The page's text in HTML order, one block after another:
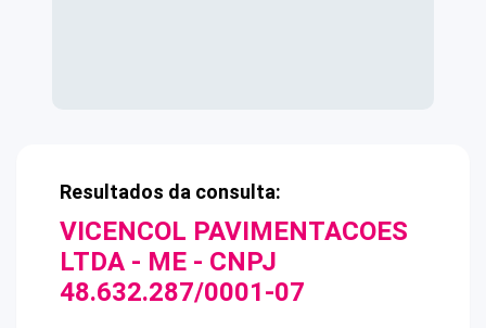
Resultados da consulta:
VICENCOL PAVIMENTACOES
LTDA - ME - CNPJ
48.632.287/0001-07